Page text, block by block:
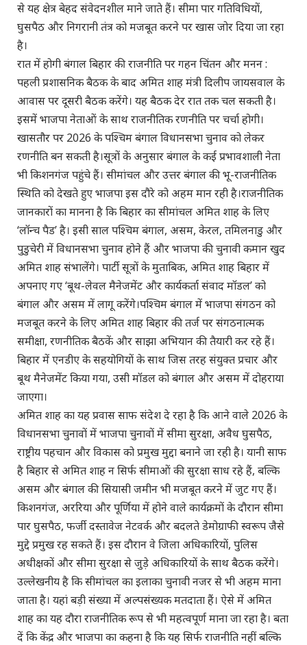
से यह क्षेत्र बेहद संवेदनशील माने जाते हैं। सीमा पार गतिविधियों,
घुसपैठ और निगरानी तंत्र को मजबूत करने पर खास जोर दिया जा रहा
है।
रात में होगी बंगाल बिहार की राजनीति पर गहन चिंतन और मनन :
पहली प्रशासनिक बैठक के बाद अमित शाह मंत्री दिलीप जायसवाल के
आवास पर दूसरी बैठक करेंगे। यह बैठक देर रात तक चल सकती है।
इसमें भाजपा नेताओं के साथ राजनीतिक रणनीति पर चर्चा होगी।
खासतौर पर 2026 के पश्चिम बंगाल विधानसभा चुनाव को लेकर
रणनीति बन सकती है।सूत्रों के अनुसार बंगाल के कई प्रभावशाली नेता
भी किशनगंज पहुंचे हैं। सीमांचल और उत्तर बंगाल की भू-राजनीतिक
स्थिति को देखते हुए भाजपा इस दौरे को अहम मान रही है।राजनीतिक
जानकारों का मानना है कि बिहार का सीमांचल अमित शाह के लिए
‘लॉन्च पैड’ है। इसी साल पश्चिम बंगाल, असम, केरल, तमिलनाडु और
पुडुचेरी में विधानसभा चुनाव होने हैं और भाजपा की चुनावी कमान खुद
अमित शाह संभालेंगे। पार्टी सूत्रों के मुताबिक, अमित शाह बिहार में
अपनाए गए ‘बूथ-लेवल मैनेजमेंट और कार्यकर्ता संवाद मॉडल’ को
बंगाल और असम में लागू करेंगे।पश्चिम बंगाल में भाजपा संगठन को
मजबूत करने के लिए अमित शाह बिहार की तर्ज पर संगठनात्मक
समीक्षा, रणनीतिक बैठकें और साझा अभियान की तैयारी कर रहे हैं।
बिहार में एनडीए के सहयोगियों के साथ जिस तरह संयुक्त प्रचार और
बूथ मैनेजमेंट किया गया, उसी मॉडल को बंगाल और असम में दोहराया
जाएगा।
अमित शाह का यह प्रवास साफ संदेश दे रहा है कि आने वाले 2026 के
विधानसभा चुनावों में भाजपा चुनावों में सीमा सुरक्षा, अवैध घुसपैठ,
राष्ट्रीय पहचान और विकास को प्रमुख मुद्दा बनाने जा रही है। यानी साफ
है बिहार से अमित शाह न सिर्फ सीमाओं की सुरक्षा साध रहे हैं, बल्कि
असम और बंगाल की सियासी जमीन भी मजबूत करने में जुट गए हैं।
किशनगंज, अररिया और पूर्णिया में होने वाले कार्यक्रमों के दौरान सीमा
पार घुसपैठ, फर्जी दस्तावेज नेटवर्क और बदलते डेमोग्राफी स्वरूप जैसे
मुद्दे प्रमुख रह सकते हैं। इस दौरान वे जिला अधिकारियों, पुलिस
अधीक्षकों और सीमा सुरक्षा से जुड़े अधिकारियों के साथ बैठक करेंगे।
उल्लेखनीय है कि सीमांचल का इलाका चुनावी नजर से भी अहम माना
जाता है। यहां बड़ी संख्या में अल्पसंख्यक मतदाता हैं। ऐसे में अमित
शाह का यह दौरा राजनीतिक रूप से भी महत्वपूर्ण माना जा रहा है। बता
दें कि केंद्र और भाजपा का कहना है कि यह सिर्फ राजनीति नहीं बल्कि